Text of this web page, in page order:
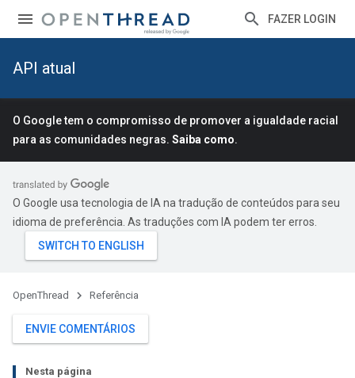
FAZER LOGIN
API atual
O Google tem o compromisso de promover a igualdade racial
para as comunidades negras. Saiba como.
O Google usa tecnologia de IA na tradução de conteúdos para seu
idioma de preferência. As traduções com IA podem ter erros.
OpenThread Referência
ENVIE COMENTÁRIOS
Nesta página